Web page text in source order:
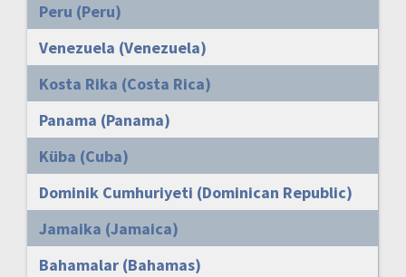
Peru (Peru)
Venezuela (Venezuela)
Kosta Rika (Costa Rica)
Panama (Panama)
Küba (Cuba)
Dominik Cumhuriyeti (Dominican Republic)
Jamaika (Jamaica)
Bahamalar (Bahamas)